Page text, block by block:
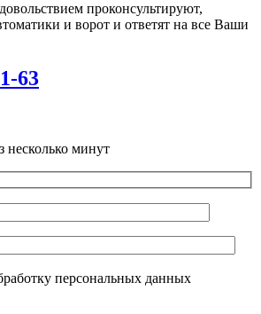
проконсультируют,
и ворот и ответят на все Ваши
63
несколько минут
персональных данных